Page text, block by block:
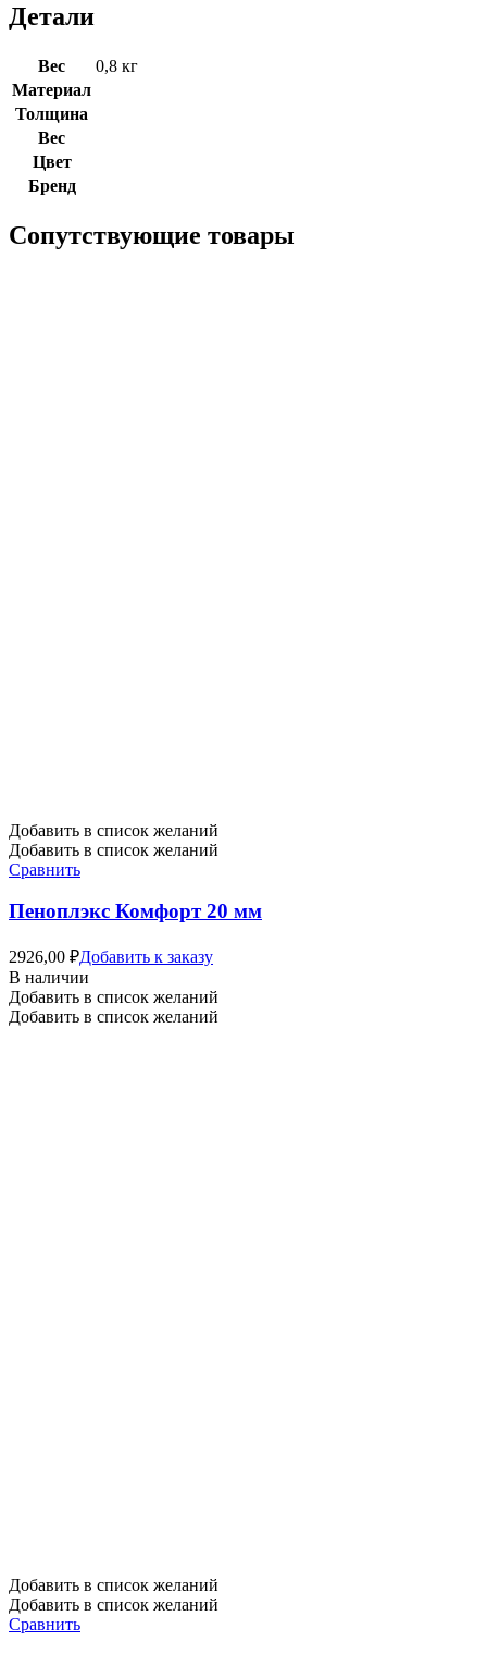
Детали
Вес
0,8 кг
Материал
Толщина
Вес
Цвет
Бренд
Сопутствующие товары
Добавить в список желаний
Добавить в список желаний
Сравнить
Пеноплэкс Комфорт 20 мм
2926,00 ₽Добавить к заказу
В наличии
Добавить в список желаний
Добавить в список желаний
Добавить в список желаний
Добавить в список желаний
Сравнить